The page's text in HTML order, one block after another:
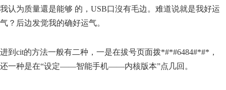
我认为质量還是能够 的，USB口沒有毛边。难道说就是我好运
气？后边发觉我的确好运气。
进到cit的方法一般有二种，一是在拔号页面拨*#*#6484#*#*，
还一种是在“设定——智能手机——内核版本”点几回。